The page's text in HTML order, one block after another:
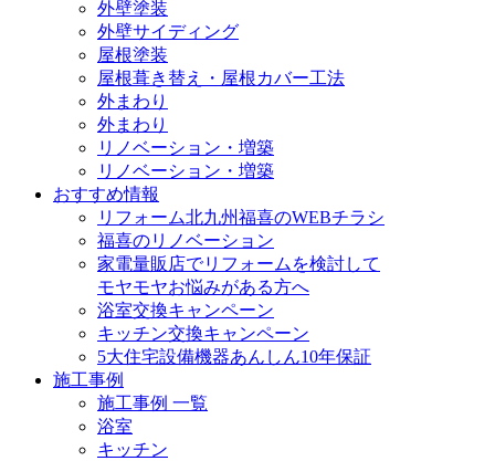
外壁塗装
外壁サイディング
屋根塗装
屋根葺き替え・屋根カバー工法
外まわり
外まわり
リノベーション・増築
リノベーション・増築
おすすめ情報
リフォーム北九州福喜のWEBチラシ
福喜のリノベーション
家電量販店でリフォームを検討して
モヤモヤお悩みがある方へ
浴室交換キャンペーン
キッチン交換キャンペーン
5大住宅設備機器あんしん10年保証
施工事例
施工事例 一覧
浴室
キッチン